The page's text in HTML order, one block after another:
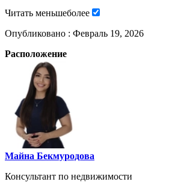
Читать меньшеболее
Опубликовано : Февраль 19, 2026
Расположение
Майна Бекмуродова
Консультант по недвижимости